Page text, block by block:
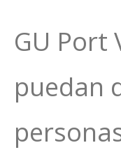
GU Port
puedan